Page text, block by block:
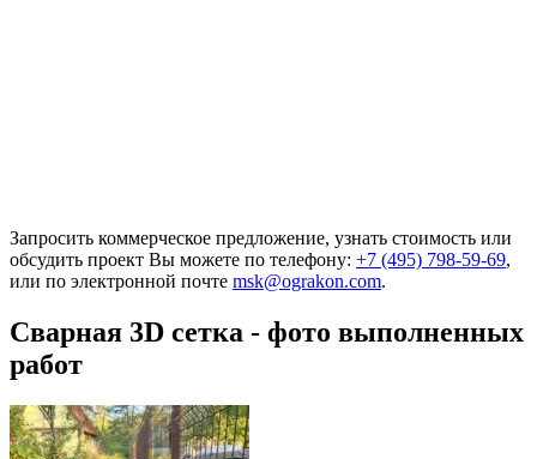
Запросить коммерческое предложение, узнать стоимость или
обсудить проект Вы можете по телефону: +7 (495) 798-59-69,
или по электронной почте msk@ograkon.com.
Сварная 3D сетка - фото выполненных
работ